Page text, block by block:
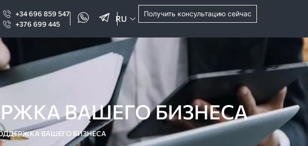
+34 696 859 547
+376 699 445
RU
Получить консультацию сейчас
ВАШЕГО БИЗНЕСА
ВАШЕГО БИЗНЕСА